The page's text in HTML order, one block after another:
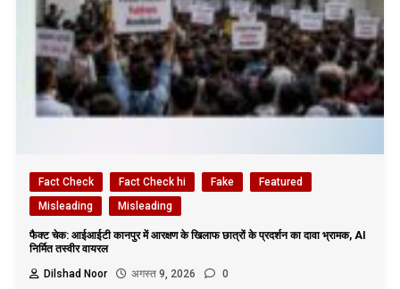
Fact Check Fact Check hi Fake
Featured
Misleading
Misleading
फैक्ट चेक: आईआईटी कानपुर में आरक्षण के खिलाफ छात्रों के प्रदर्शन का दावा भ्रामक, AI
निर्मित तस्वीर वायरल
Dilshad Noor
अगस्त 9, 2026 0